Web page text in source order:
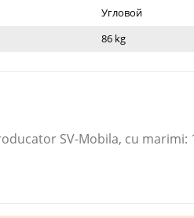
Угловой
86 kg
SV-Mobila​, cu marimi: